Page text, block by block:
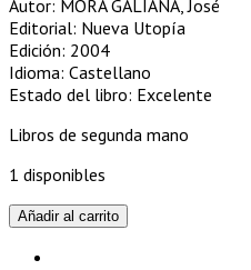
Autor: MORA GALIANA, José
Editorial: Nueva Utopía
Edición: 2004
Idioma: Castellano
Estado del libro: Excelente
Libros de segunda mano
1 disponibles
Ignacio
Ellacuría,
filósofo
Añadir al carrito